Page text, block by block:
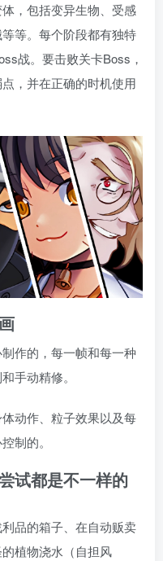
，包括变异生物、受感
等。每个阶段都有独特
战。要击败关卡Boss，
，并在正确的时机使用
作的，每一帧和每一种
手动精修。
动作、粒子效果以及每
制的。
试都是不一样的
品的箱子、在自动贩卖
植物浇水（自担风